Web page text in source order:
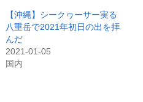
【沖縄】シークヮーサー実る
八重岳で2021年初日の出を拝
んだ
2021-01-05
国内